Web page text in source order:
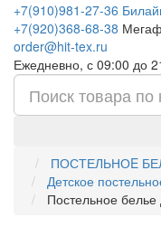
+7(910)981-27-36
+7(920)368-68-38
order@hit-tex.ru
Ежедневно, с 09:00 до
ПОСТЕЛЬНОE
Детское
Постельное